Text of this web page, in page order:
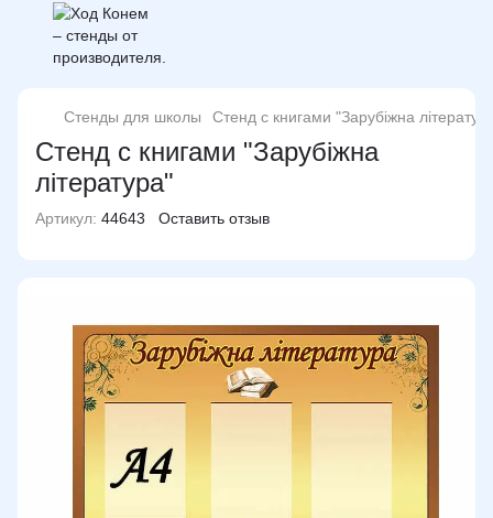
Стенды для школы Стенд с книгами "Зарубіжна
Стенд с книгами "Зарубіжна
література"
Артикул: 44643 Оставить отзыв